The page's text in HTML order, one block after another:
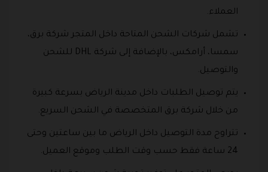
العملاء.
تشمل شركات الشحن المتاحة داخل المتجر شركة برق،
سمسا، أرامكس، بالإضافة إلى شركة DHL للشحن
والتوصيل.
يتم توصيل الطلبات داخل مدينة الرياض بسرعة كبيرة
من خلال شركة برق المتخصصة في الشحن السريع.
تتراوح مدة التوصيل داخل الرياض ما بين ساعتين وحتى
24 ساعة فقط حسب وقت الطلب وموقع العميل.